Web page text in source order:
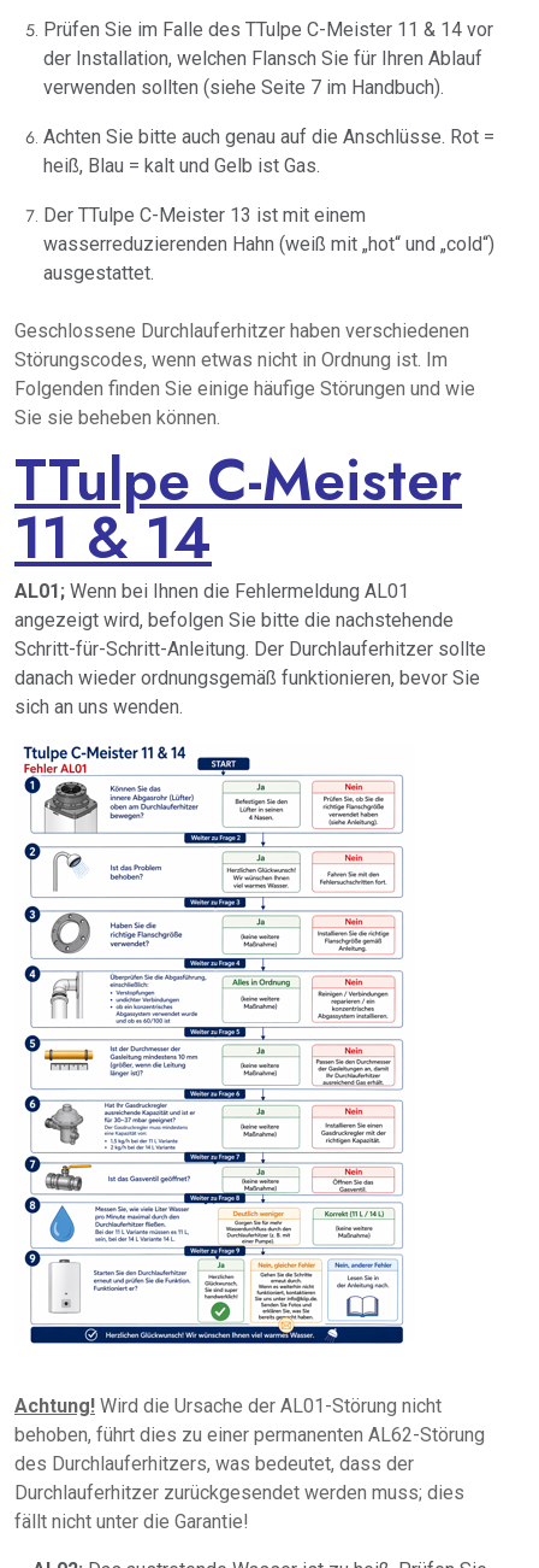
Prüfen Sie im Falle des TTulpe C-Meister 11 & 14 vor
der Installation, welchen Flansch Sie für Ihren Ablauf
verwenden sollten (siehe Seite 7 im Handbuch).
Achten Sie bitte auch genau auf die Anschlüsse. Rot =
heiß, Blau = kalt und Gelb ist Gas.
Der TTulpe C-Meister 13 ist mit einem
wasserreduzierenden Hahn (weiß mit „hot“ und „cold“)
ausgestattet.
Geschlossene Durchlauferhitzer haben verschiedenen
Störungscodes, wenn etwas nicht in Ordnung ist. Im
Folgenden finden Sie einige häufige Störungen und wie
Sie sie beheben können.
TTulpe C-Meister
11 & 14
AL01; Wenn bei Ihnen die Fehlermeldung AL01
angezeigt wird, befolgen Sie bitte die nachstehende
Schritt-für-Schritt-Anleitung. Der Durchlauferhitzer sollte
danach wieder ordnungsgemäß funktionieren, bevor Sie
sich an uns wenden.
Achtung! Wird die Ursache der AL01-Störung nicht
behoben, führt dies zu einer permanenten AL62-Störung
des Durchlauferhitzers, was bedeutet, dass der
Durchlauferhitzer zurückgesendet werden muss; dies
fällt nicht unter die Garantie!